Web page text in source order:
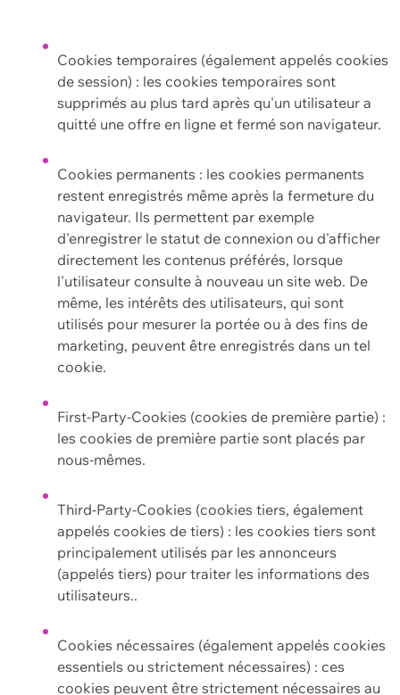
Cookies temporaires (également appelés cookies
de session) : les cookies temporaires sont
supprimés au plus tard après qu'un utilisateur a
quitté une offre en ligne et fermé son navigateur.
Cookies permanents : les cookies permanents
restent enregistrés même après la fermeture du
navigateur. Ils permettent par exemple
d'enregistrer le statut de connexion ou d'afficher
directement les contenus préférés, lorsque
l'utilisateur consulte à nouveau un site web. De
même, les intérêts des utilisateurs, qui sont
utilisés pour mesurer la portée ou à des fins de
marketing, peuvent être enregistrés dans un tel
cookie.
First-Party-Cookies (cookies de première partie) :
les cookies de première partie sont placés par
nous-mêmes.
Third-Party-Cookies (cookies tiers, également
appelés cookies de tiers) : les cookies tiers sont
principalement utilisés par les annonceurs
(appelés tiers) pour traiter les informations des
utilisateurs..
Cookies nécessaires (également appelés cookies
essentiels ou strictement nécessaires) : ces
cookies peuvent être strictement nécessaires au